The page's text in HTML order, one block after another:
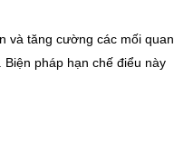
và tăng cường các mối quan
pháp hạn chế điểu này